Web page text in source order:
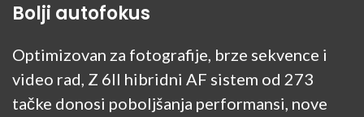
Bolji autofokus
Optimizovan za fotografije, brze sekvence i
video rad, Z 6II hibridni AF sistem od 273
tačke donosi poboljšanja performansi, nove